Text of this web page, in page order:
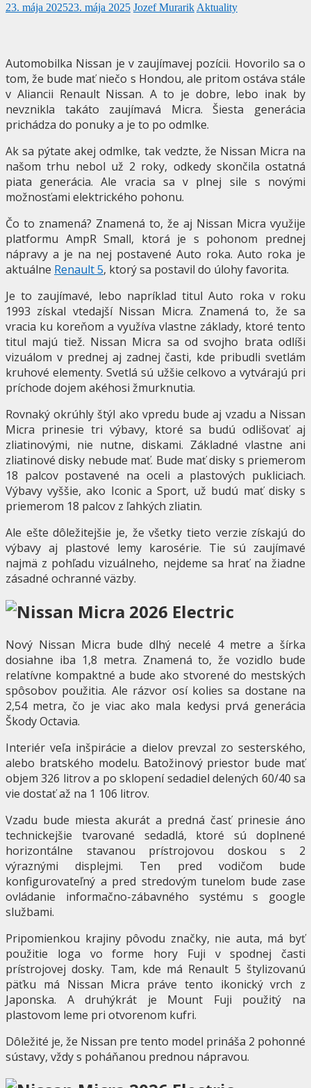
23. mája 202523. mája 2025 Jozef Murarik Aktuality
Automobilka Nissan je v zaujímavej pozícii. Hovorilo sa o
tom, že bude mať niečo s Hondou, ale pritom ostáva stále
v Aliancii Renault Nissan. A to je dobre, lebo inak by
nevznikla takáto zaujímavá Micra. Šiesta generácia
prichádza do ponuky a je to po odmlke.
Ak sa pýtate akej odmlke, tak vedzte, že Nissan Micra na
našom trhu nebol už 2 roky, odkedy skončila ostatná
piata generácia. Ale vracia sa v plnej sile s novými
možnosťami elektrického pohonu.
Čo to znamená? Znamená to, že aj Nissan Micra využije
platformu AmpR Small, ktorá je s pohonom prednej
nápravy a je na nej postavené Auto roka. Auto roka je
aktuálne Renault 5, ktorý sa postavil do úlohy favorita.
Je to zaujímavé, lebo napríklad titul Auto roka v roku
1993 získal vtedajší Nissan Micra. Znamená to, že sa
vracia ku koreňom a využíva vlastne základy, ktoré tento
titul majú tiež. Nissan Micra sa od svojho brata odlíši
vizuálom v prednej aj zadnej časti, kde pribudli svetlám
kruhové elementy. Svetlá sú užšie celkovo a vytvárajú pri
príchode dojem akéhosi žmurknutia.
Rovnaký okrúhly štýl ako vpredu bude aj vzadu a Nissan
Micra prinesie tri výbavy, ktoré sa budú odlišovať aj
zliatinovými, nie nutne, diskami. Základné vlastne ani
zliatinové disky nebude mať. Bude mať disky s priemerom
18 palcov postavené na oceli a plastových pukliciach.
Výbavy vyššie, ako Iconic a Sport, už budú mať disky s
priemerom 18 palcov z ľahkých zliatin.
Ale ešte dôležitejšie je, že všetky tieto verzie získajú do
výbavy aj plastové lemy karosérie. Tie sú zaujímavé
najmä z pohľadu vizuálneho, nejdeme sa hrať na žiadne
zásadné ochranné väzby.
Nový Nissan Micra bude dlhý necelé 4 metre a šírka
dosiahne iba 1,8 metra. Znamená to, že vozidlo bude
relatívne kompaktné a bude ako stvorené do mestských
spôsobov použitia. Ale rázvor osí kolies sa dostane na
2,54 metra, čo je viac ako mala kedysi prvá generácia
Škody Octavia.
Interiér veľa inšpirácie a dielov prevzal zo sesterského,
alebo bratského modelu. Batožinový priestor bude mať
objem 326 litrov a po sklopení sedadiel delených 60/40 sa
vie dostať až na 1 106 litrov.
Vzadu bude miesta akurát a predná časť prinesie áno
technickejšie tvarované sedadlá, ktoré sú doplnené
horizontálne stavanou prístrojovou doskou s 2
výraznými displejmi. Ten pred vodičom bude
konfigurovateľný a pred stredovým tunelom bude zase
ovládanie informačno-zábavného systému s google
službami.
Pripomienkou krajiny pôvodu značky, nie auta, má byť
použitie loga vo forme hory Fuji v spodnej časti
prístrojovej dosky. Tam, kde má Renault 5 štylizovanú
päťku má Nissan Micra práve tento ikonický vrch z
Japonska. A druhýkrát je Mount Fuji použitý na
plastovom leme pri otvorenom kufri.
Dôležité je, že Nissan pre tento model prináša 2 pohonné
sústavy, vždy s poháňanou prednou nápravou.